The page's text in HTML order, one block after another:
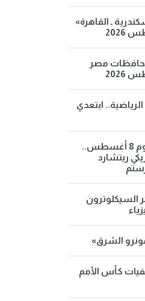
ـ القاهرة»
مصر
ابتعدي
حدث في مثل هذا اليوم 8 أغسطس..
ريتشارد
السيكلوترون
الشرق»
كأس الأمم